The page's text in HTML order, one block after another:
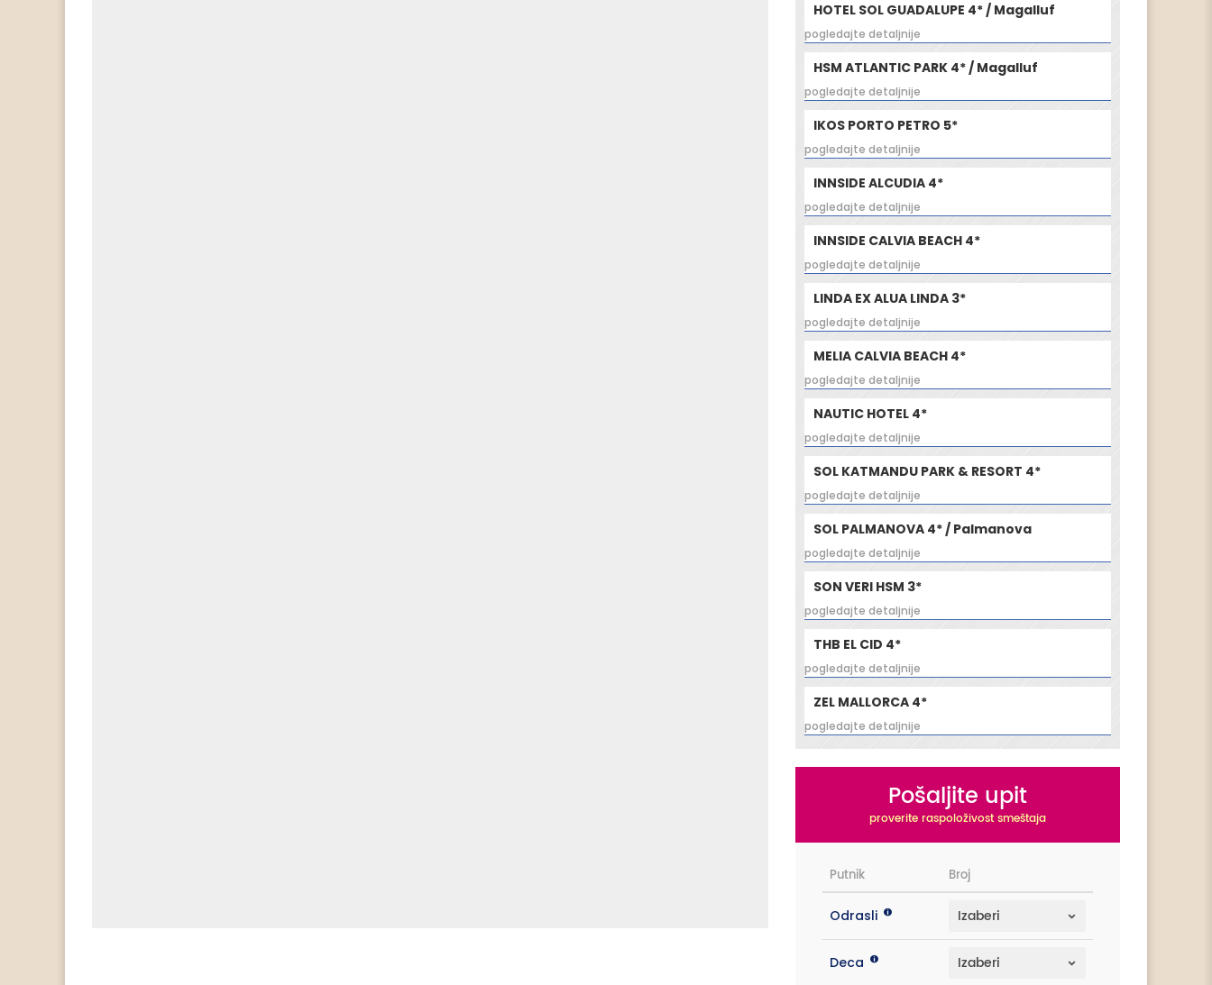
HOTEL SOL GUADALUPE 4* / Magalluf
pogledajte detaljnije
HSM ATLANTIC PARK 4* / Magalluf
pogledajte detaljnije
IKOS PORTO PETRO 5*
pogledajte detaljnije
INNSIDE ALCUDIA 4*
pogledajte detaljnije
INNSIDE CALVIA BEACH 4*
pogledajte detaljnije
LINDA EX ALUA LINDA 3*
pogledajte detaljnije
MELIA CALVIA BEACH 4*
pogledajte detaljnije
NAUTIC HOTEL 4*
pogledajte detaljnije
SOL KATMANDU PARK & RESORT 4*
pogledajte detaljnije
SOL PALMANOVA 4* / Palmanova
pogledajte detaljnije
SON VERI HSM 3*
pogledajte detaljnije
THB EL CID 4*
pogledajte detaljnije
ZEL MALLORCA 4*
pogledajte detaljnije
Pošaljite upit
proverite raspoloživost smeštaja
Putnik Broj
Odrasli
Deca